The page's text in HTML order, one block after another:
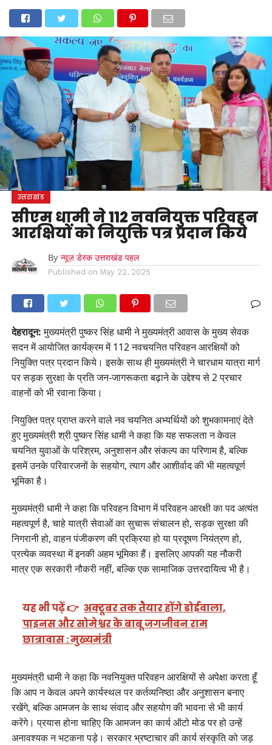
उत्तराखंडअल्मोड़ाउत्तरकाशीउधम सिंह नगरचंपावतचमोली
टिहरी गढ़वाल
देहरादूननैनीताल पौड़ी गढ़वालबागेश्वररुद्रप्रयाग हरिद्वारदेशदुनिया
मनोरंजन
उत्तराखंड
सीएम धामी ने 112 नवनियुक्त परिवहन
आरक्षियों को नियुक्ति पत्र प्रदान किये
By न्यूज़ डेस्क उत्तराखंड पहल
Published on May 22, 2025
देहरादून:मुख्यमंत्री पुष्कर सिंह धामी ने मुख्यमंत्री आवास के मुख्य सेवक
सदन में आयोजित कार्यक्रम में 112 नवचयनित परिवहन आरक्षियों को
नियुक्ति पत्र प्रदान किये। इसके साथ ही मुख्यमंत्री ने चारधाम यात्रा मार्ग
पर सड़क सुरक्षा के प्रति जन-जागरूकता बढ़ाने के उद्देश्य से 2 प्रचार
वाहनों को भी रवाना किया।
नियुक्ति पत्र प्राप्त करने वाले नव चयनित अभ्यर्थियों को शुभकामनाएं देते
हुए मुख्यमंत्री श्री पुष्कर सिंह धामी ने कहा कि यह सफलता न केवल
चयनित युवाओं के परिश्रम, अनुशासन और संकल्प का परिणाम है, बल्कि
इसमें उनके परिवारजनों के सहयोग, त्याग और आशीर्वाद की भी महत्वपूर्ण
भूमिका है।
मुख्यमंत्री धामी ने कहा कि परिवहन विभाग में परिवहन आरक्षी का पद अत्यंत
महत्वपूर्ण है, चाहे यात्री सेवाओं का सुचारू संचालन हो, सड़क सुरक्षा की
निगरानी हो, वाहन पंजीकरण की प्रक्रिया हो या प्रदूषण नियंत्रण हो,
प्रत्येक व्यवस्था में इनकी अहम भूमिका हैं। इसलिए आपकी यह नौकरी
मात्र एक सरकारी नौकरी नहीं, बल्कि एक सामाजिक उत्तरदायित्व भी है।
यह भी पढ़ें 👉 अक्टूबर तक तैयार होंगे डोईवाला,
पाइनस और सोमेश्वर के बाबू जगजीवन राम
छात्रावास : मुख्यमंत्री
मुख्यमंत्री धामी ने कहा कि नवनियुक्त परिवहन आरक्षियों से अपेक्षा करता हूँ
कि आप न केवल अपने कार्यस्थल पर कर्तव्यनिष्ठा और अनुशासन बनाए
रखेंगे, बल्कि आमजन के साथ संवाद और सहयोग की भावना से भी कार्य
करेंगे। प्रयास होना चाहिए कि आमजन का कार्य ऑटो मोड पर हो उन्हें
अनावश्यक न भटकना पड़े। सरकार भ्रष्टाचार की कार्य संस्कृति को जड़